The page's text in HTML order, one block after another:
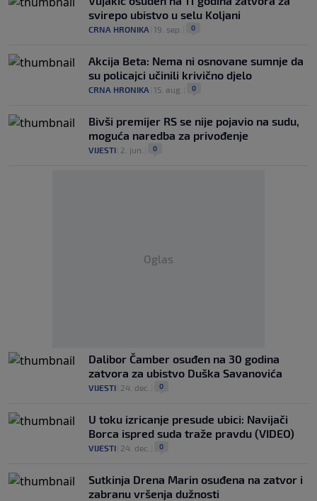
svirepo ubistvo u selu Koljani
CRNA HRONIKA 19. sep. 0
Akcija Beta: Nema ni osnovane sumnje da
su policajci učinili krivično djelo
CRNA HRONIKA 15. aug. 0
Bivši premijer RS se nije pojavio na sudu,
moguća naredba za privođenje
VIJESTI 2. jun. 0
Oglas
Dalibor Čamber osuđen na 30 godina
zatvora za ubistvo Duška Savanovića
VIJESTI 24. dec. 0
U toku izricanje presude ubici: Navijači
Borca ispred suda traže pravdu (VIDEO)
VIJESTI 24. dec. 0
Sutkinja Drena Marin osuđena na zatvor i
zabranu vršenja dužnosti